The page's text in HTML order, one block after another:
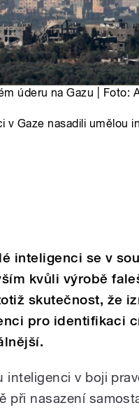
úderu na Gazu | Foto:
v Gaze nasadili umělou
inteligenci se v
kvůli výrobě
skutečnost, že
pro identifikaci
inteligenci v boji
při nasazení